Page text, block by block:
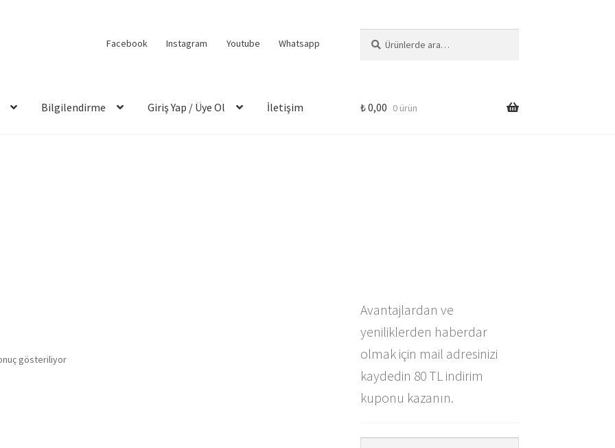
Facebook Instagram Youtube Whatsapp
Bilgilendirme Giriş Yap / Üye Ol İletişim ₺0,00 0 ürün
gösteriliyor
Avantajlardan ve
yeniliklerden haberdar
olmak için mail adresinizi
kaydedin 80 TL indirim
kuponu kazanın.